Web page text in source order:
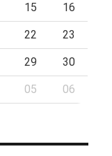
15 16
22 23
29 30
05 06